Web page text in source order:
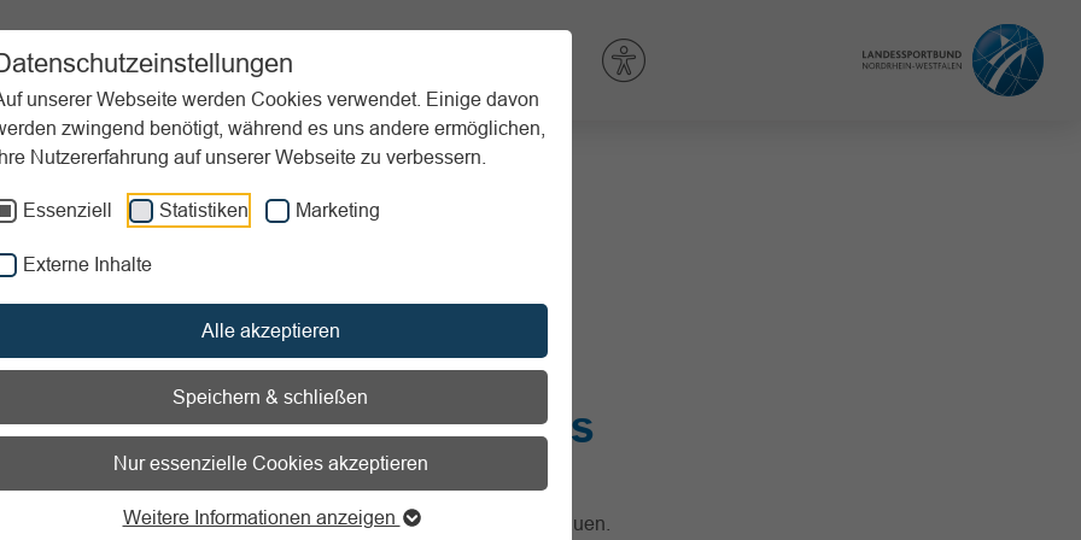
unserer Webseite werden Cookies verwendet. Einige davon
zwingend benötigt, während es uns andere ermöglichen,
Nutzererfahrung auf unserer Webseite zu verbessern.
Essenziell Statistiken Marketing
Externe Inhalte
Alle akzeptieren
Speichern & schließen
Nur essenzielle Cookies akzeptieren
Weitere Informationen anzeigen
Unterstützung Aktuelles
Sports meets young professionals
zum Readspeaker öffnen
Bis 1500 Projektart:Kommunikation / Mitarbeit/Engagement
meets young professionals
eine Brücke zwischen Schulen, Vereinen und der Wirtschaft zu bauen.